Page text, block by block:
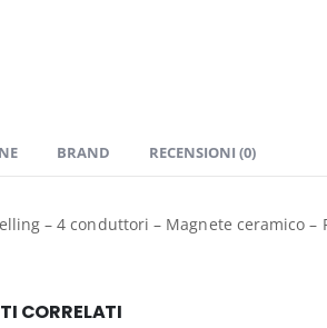
BRAND RECENSIONI (0)
– 4 conduttori – Magnete ceramico –
CORRELATI